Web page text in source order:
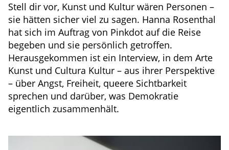
Stell dir vor, Kunst und Kultur wären Personen –
sie hätten sicher viel zu sagen. Hanna Rosenthal
hat sich im Auftrag von Pinkdot auf die Reise
begeben und sie persönlich getroffen.
Herausgekommen ist ein Interview, in dem Arte
Kunst und Cultura Kultur – aus ihrer Perspektive
– über Angst, Freiheit, queere Sichtbarkeit
sprechen und darüber, was Demokratie
eigentlich zusammenhält.